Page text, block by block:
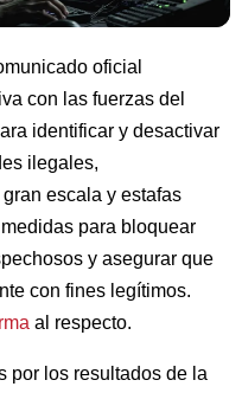
oficial
con las fuerzas del
identificar y desactivar
ilegales,
escala y estafas
para bloquear
y asegurar que
con fines legítimos.
al respecto.
por los resultados de la